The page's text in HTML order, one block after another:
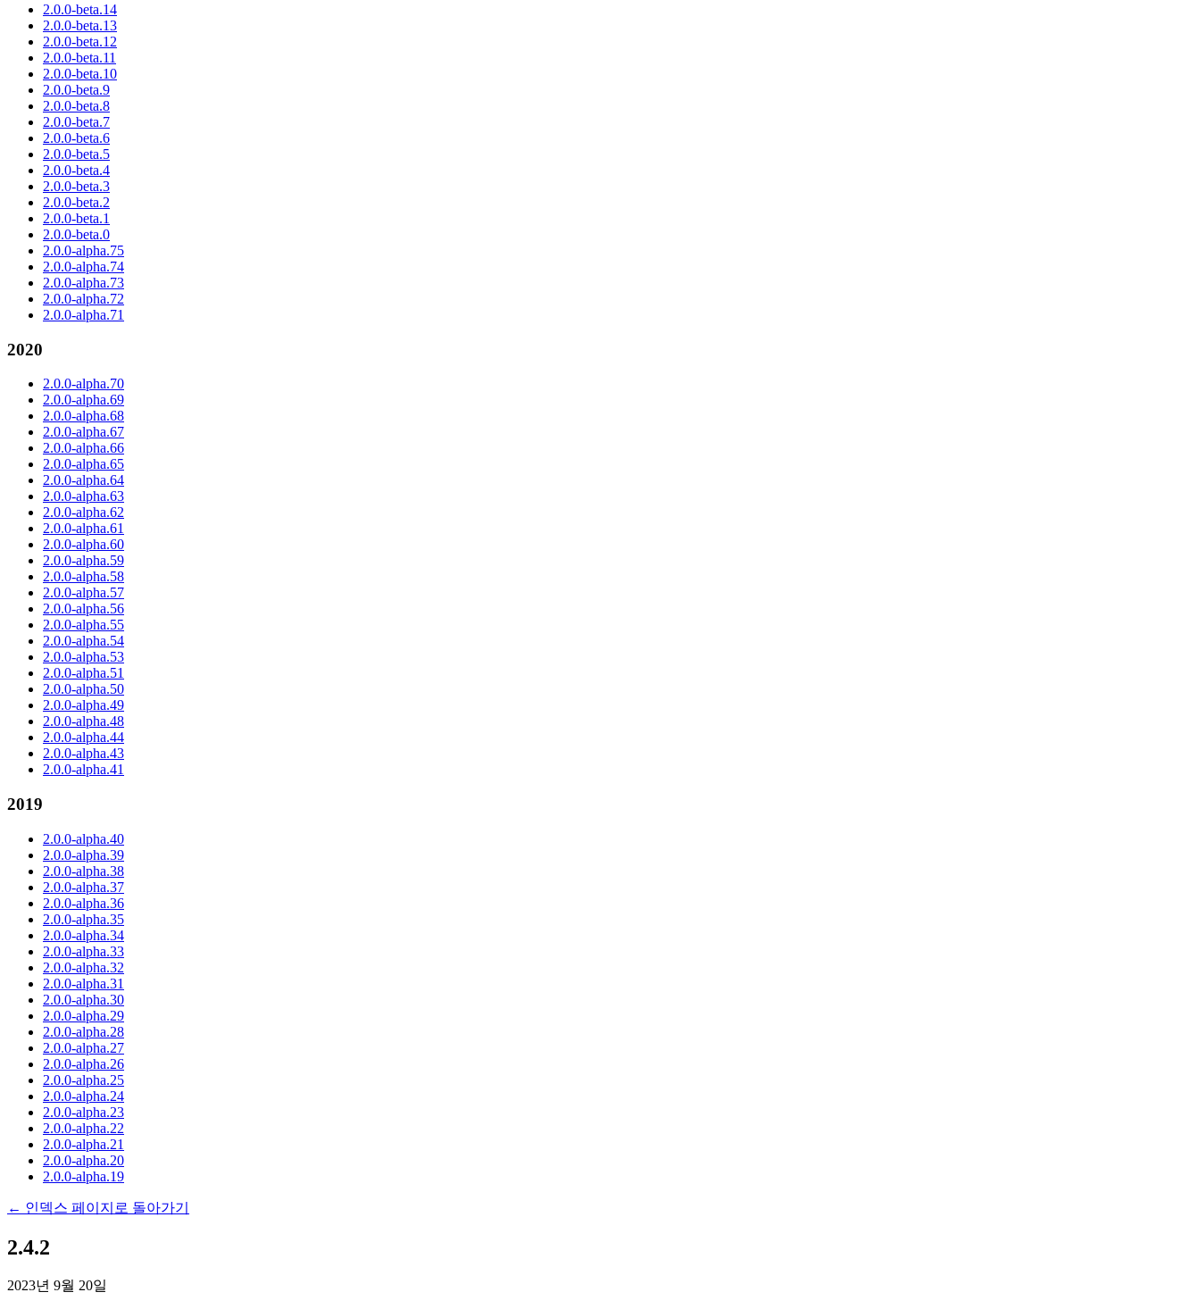
2.0.0-beta.14
2.0.0-beta.13
2.0.0-beta.12
2.0.0-beta.11
2.0.0-beta.10
2.0.0-beta.9
2.0.0-beta.8
2.0.0-beta.7
2.0.0-beta.6
2.0.0-beta.5
2.0.0-beta.4
2.0.0-beta.3
2.0.0-beta.2
2.0.0-beta.1
2.0.0-beta.0
2.0.0-alpha.75
2.0.0-alpha.74
2.0.0-alpha.73
2.0.0-alpha.72
2.0.0-alpha.71
2020
2.0.0-alpha.70
2.0.0-alpha.69
2.0.0-alpha.68
2.0.0-alpha.67
2.0.0-alpha.66
2.0.0-alpha.65
2.0.0-alpha.64
2.0.0-alpha.63
2.0.0-alpha.62
2.0.0-alpha.61
2.0.0-alpha.60
2.0.0-alpha.59
2.0.0-alpha.58
2.0.0-alpha.57
2.0.0-alpha.56
2.0.0-alpha.55
2.0.0-alpha.54
2.0.0-alpha.53
2.0.0-alpha.51
2.0.0-alpha.50
2.0.0-alpha.49
2.0.0-alpha.48
2.0.0-alpha.44
2.0.0-alpha.43
2.0.0-alpha.41
2019
2.0.0-alpha.40
2.0.0-alpha.39
2.0.0-alpha.38
2.0.0-alpha.37
2.0.0-alpha.36
2.0.0-alpha.35
2.0.0-alpha.34
2.0.0-alpha.33
2.0.0-alpha.32
2.0.0-alpha.31
2.0.0-alpha.30
2.0.0-alpha.29
2.0.0-alpha.28
2.0.0-alpha.27
2.0.0-alpha.26
2.0.0-alpha.25
2.0.0-alpha.24
2.0.0-alpha.23
2.0.0-alpha.22
2.0.0-alpha.21
2.0.0-alpha.20
2.0.0-alpha.19
← 인덱스 페이지로 돌아가기
2.4.2
2023년 9월 20일